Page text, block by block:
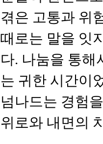
겪은 고통과 위
때로는 말을 잇
다. 나눔을 통해
는 귀한 시간이
넘나드는 경험
위로와 내면의